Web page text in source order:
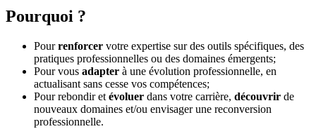
Pourquoi ?
Pourrenforcer votre expertise sur des outils spécifiques, des
pratiques professionnelles ou des domaines émergents;
Pour vous adapter à une évolution professionnelle, en
actualisant sans cesse vos compétences;
Pour rebondir et évoluer dans votre carrière, découvrir de
nouveaux domaines et/ou envisager une reconversion
professionnelle.